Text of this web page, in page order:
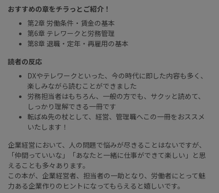
おすすめの章をチラっとご紹介！
第2章 労働条件・賃金の基本
第6章 テレワークと労務管理
第8章 退職・定年・再雇用の基本
読者の反応
DXやテレワークといった、今の時代に即した内容も多く、
楽しみながら読むことができました
労務担当者はもちろん、一般の方でも、サクッと読めて、
しっかり理解できる一冊です
転ばぬ先の杖として、経営、管理職へこの一冊をおススメ
いたします！
企業経営において、人の問題で悩みが尽きることはないですが、
「仲間っていいな」「あなたと一緒に仕事ができて楽しい」と思
えることも多々あります。
この本が、企業経営者、担当者の一助となり、労働者にとって魅
力ある企業作りのヒントになってもらえると嬉しいです。